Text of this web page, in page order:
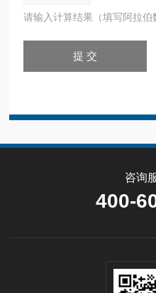
请输入计算结果（填写阿拉
咨询
400-